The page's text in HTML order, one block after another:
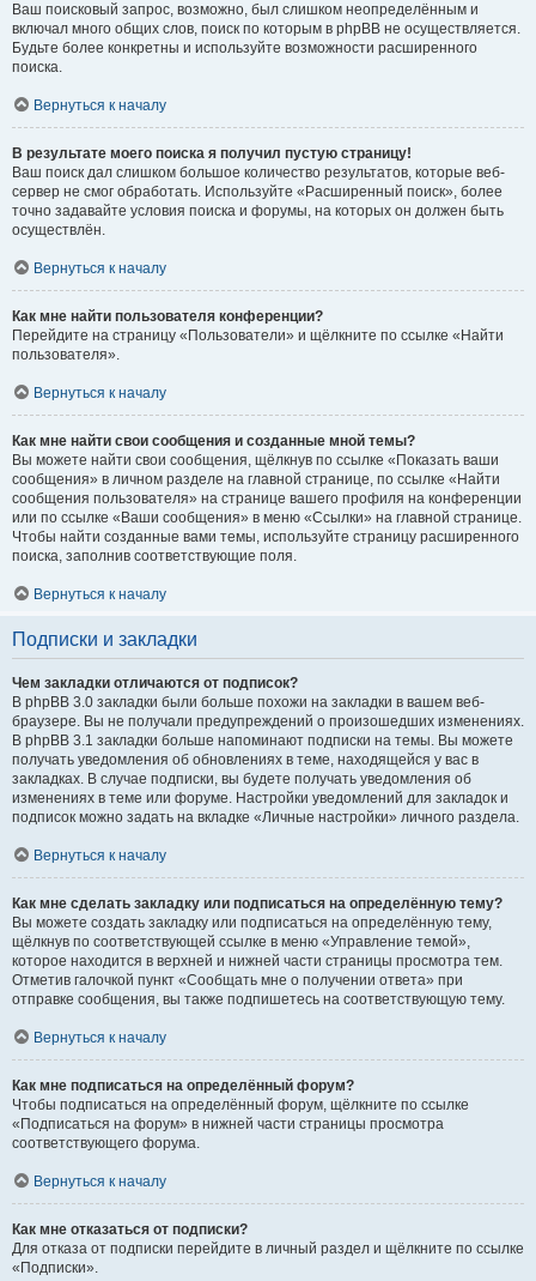
Ваш поисковый запрос, возможно, был слишком неопределённым и
включал много общих слов, поиск по которым в phpBB не осуществляется.
Будьте более конкретны и используйте возможности расширенного
поиска.
Вернуться к началу
В результате моего поиска я получил пустую страницу!
Ваш поиск дал слишком большое количество результатов, которые веб-
сервер не смог обработать. Используйте «Расширенный поиск», более
точно задавайте условия поиска и форумы, на которых он должен быть
осуществлён.
Вернуться к началу
Как мне найти пользователя конференции?
Перейдите на страницу «Пользователи» и щёлкните по ссылке «Найти
пользователя».
Вернуться к началу
Как мне найти свои сообщения и созданные мной темы?
Вы можете найти свои сообщения, щёлкнув по ссылке «Показать ваши
сообщения» в личном разделе на главной странице, по ссылке «Найти
сообщения пользователя» на странице вашего профиля на конференции
или по ссылке «Ваши сообщения» в меню «Ссылки» на главной странице.
Чтобы найти созданные вами темы, используйте страницу расширенного
поиска, заполнив соответствующие поля.
Вернуться к началу
Подписки и закладки
Чем закладки отличаются от подписок?
В phpBB 3.0 закладки были больше похожи на закладки в вашем веб-
браузере. Вы не получали предупреждений о произошедших изменениях.
В phpBB 3.1 закладки больше напоминают подписки на темы. Вы можете
получать уведомления об обновлениях в теме, находящейся у вас в
закладках. В случае подписки, вы будете получать уведомления об
изменениях в теме или форуме. Настройки уведомлений для закладок и
подписок можно задать на вкладке «Личные настройки» личного раздела.
Вернуться к началу
Как мне сделать закладку или подписаться на определённую тему?
Вы можете создать закладку или подписаться на определённую тему,
щёлкнув по соответствующей ссылке в меню «Управление темой»,
которое находится в верхней и нижней части страницы просмотра тем.
Отметив галочкой пункт «Сообщать мне о получении ответа» при
отправке сообщения, вы также подпишетесь на соответствующую тему.
Вернуться к началу
Как мне подписаться на определённый форум?
Чтобы подписаться на определённый форум, щёлкните по ссылке
«Подписаться на форум» в нижней части страницы просмотра
соответствующего форума.
Вернуться к началу
Как мне отказаться от подписки?
Для отказа от подписки перейдите в личный раздел и щёлкните по ссылке
«Подписки».